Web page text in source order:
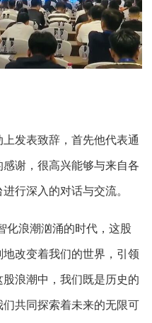
发表致辞，首先他代表通
谢，很高兴能够与来自各
行深入的对话与交流。
化浪潮汹涌的时代，这股
改变着我们的世界，引领
浪潮中，我们既是历史的
共同探索着未来的无限可